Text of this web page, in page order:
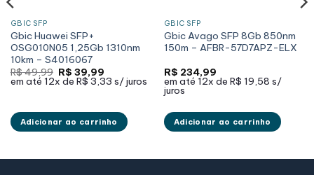
GBIC SFP
Gbic Huawei SFP+
OSG010N05 1,25Gb 1310nm
10km – S4016067
R$49,99 O
preço
original
R$ 39,99O
preço
atual
em até 12x de R$ 3,33 s/ juros
Adicionar ao carrinho
GBIC SFP
Gbic Avago SFP 8Gb 850nm
150m – AFBR-57D7APZ-ELX
R$ 234,99
em até 12x de R$ 19,58 s/
juros
Adicionar ao carrinho